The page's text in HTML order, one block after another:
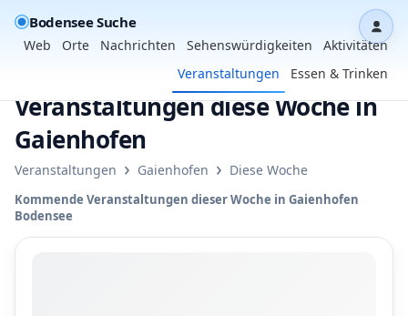
Bodensee Suche
Web Orte Nachrichten Sehenswürdigkeiten
Aktivitäten
Veranstaltungen
Essen & Trinken
Veranstaltungen diese Woche in
Gaienhofen
Veranstaltungen › Gaienhofen › Diese Woche
Kommende Veranstaltungen dieser Woche in Gaienhofen
Bodensee